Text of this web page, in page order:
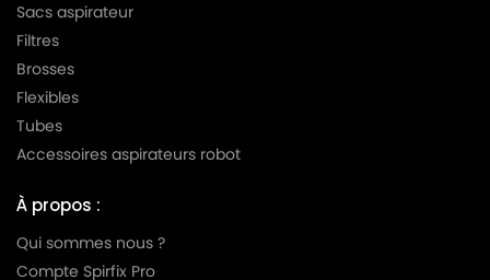
Sacs aspirateur
Filtres
Brosses
Flexibles
Tubes
Accessoires aspirateurs robot
À propos :
Qui sommes nous ?
Compte Spirfix Pro